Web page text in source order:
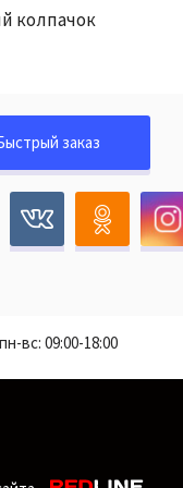
колпачок
заказ
вс: 09:00-18:00